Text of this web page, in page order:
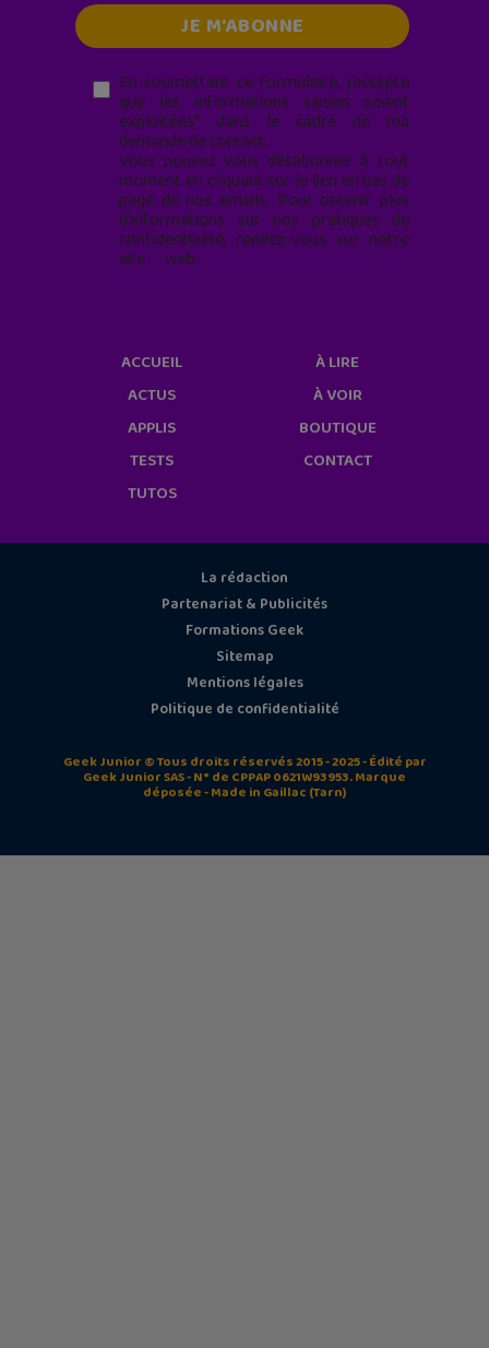
En soumettant ce formulaire, j’accepte
que les informations saisies soient
exploitées* dans le cadre de ma
demande de contact.
Vous pouvez vous désabonner à tout
moment en cliquant sur le lien en bas de
page de nos emails. Pour obtenir plus
d'informations sur nos pratiques de
confidentialité, rendez-vous sur notre
site web
ACCUEIL
ACTUS
APPLIS
TESTS
TUTOS
À LIRE
À VOIR
BOUTIQUE
CONTACT
La rédaction
Partenariat & Publicités
Formations Geek
Sitemap
Mentions légales
Politique de confidentialité
Geek Junior © Tous droits réservés 2015 - 2025 - Édité par
Geek Junior SAS - N° de CPPAP 0621W93953. Marque
déposée - Made in Gaillac (Tarn)